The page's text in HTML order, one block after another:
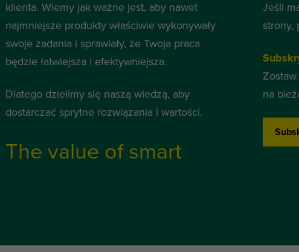
klienta. Wiemy jak ważne jest, aby nawet
najmniejsze produkty właściwie wykonywały
swoje zadania i sprawiały, że Twoja praca
będzie łatwiejsza i efektywniejsza.
Dlatego dzielimy się naszą wiedzą, aby
dostarczać sprytne rozwiązania i wartości.
The value of smart
Jeśli
strony,
na